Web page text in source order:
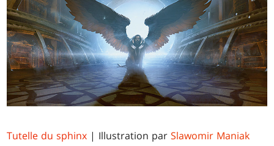
Tutelle du sphinx | Illustration parSlawomir Maniak